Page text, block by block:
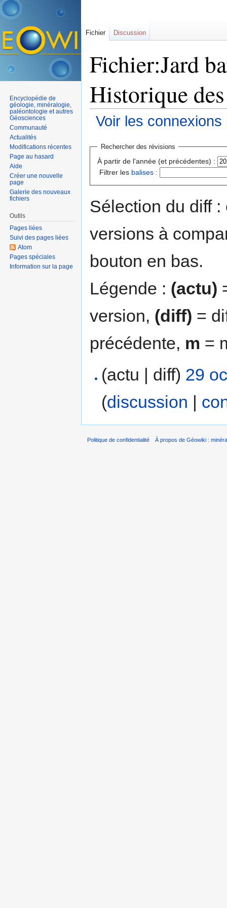
Fichier:Jard
Historique
Voir les
Rechercher des révisions
À partir de l'année (et précédentes) :
Filtrer les balises :
Sélection du diff
versions à
bouton en bas.
Légende : (actu)
version, (diff) =
précédente, m =
(actu | diff) 29
(discussion |
Fichier Discussion
Encyclopédie de
géologie, minéralogie,
paléontologie et autres
Géosciences
Communauté
Actualités
Modifications récentes
Page au hasard
Aide
Créer une nouvelle
page
Galerie des nouveaux
fichiers
Outils
Pages liées
Suivi des pages liées
Atom
Pages spéciales
Information sur la page
Politique de confidentialité À propos de Géowiki :